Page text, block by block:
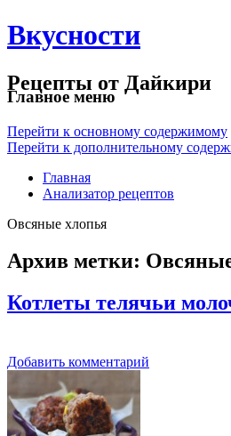
Вкусности
Рецепты от Дайкири
Главное меню
Перейти к основному содержимому
Перейти к дополнительному
Главная
Анализатор рецептов
Овсяные хлопья
Архив метки:
Котлеты телячьи
Добавить комментарий